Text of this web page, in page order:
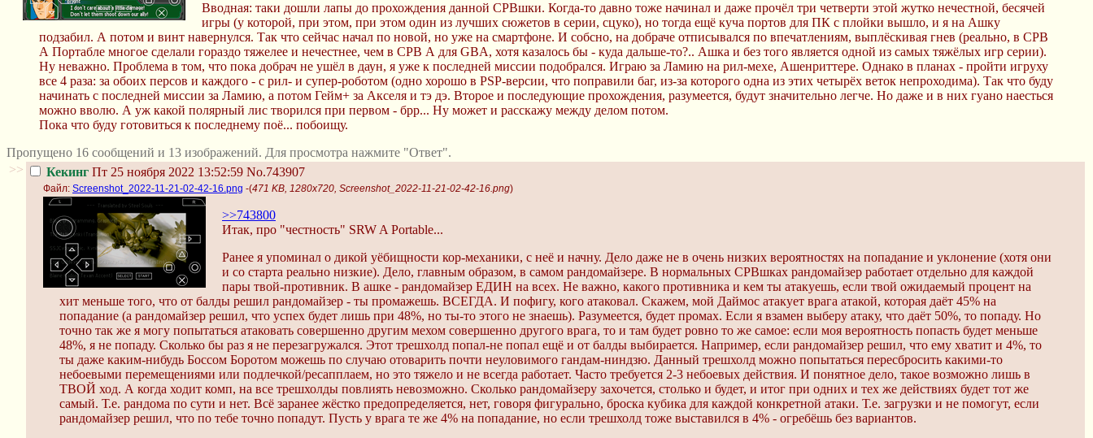
Вводная: таки дошли лапы до прохождения данной СРВшки. Когда-то давно тоже начинал и даже прочёл три четверти этой жутко нечестной, бесячей
игры (у которой, при этом, при этом один из лучших сюжетов в серии, сцуко), но тогда ещё куча портов для ПК с плойки вышло, и я на Ашку
подзабил. А потом и винт навернулся. Так что сейчас начал по новой, но уже на смартфоне. И собсно, на добраче отписывался по впечатлениям, выплёскивая гнев (реально, в СРВ
А Портабле многое сделали гораздо тяжелее и нечестнее, чем в СРВ А для GBA, хотя казалось бы - куда дальше-то?.. Ашка и без того является одной из самых тяжёлых игр серии).
Ну неважно. Проблема в том, что пока добрач не ушёл в даун, я уже к последней миссии подобрался. Играю за Ламию на рил-мехе, Ашенриттере. Однако в планах - пройти игруху
все 4 раза: за обоих персов и каждого - с рил- и супер-роботом (одно хорошо в PSP-версии, что поправили баг, из-за которого одна из этих четырёх веток непроходима). Так что буду
начинать с последней миссии за Ламию, а потом Гейм+ за Акселя и тэ дэ. Второе и последующие прохождения, разумеется, будут значительно легче. Но даже и в них гуано наесться
можно вволю. А уж какой полярный лис творился при первом - брр... Ну может и расскажу между делом потом.
Пока что буду готовиться к последнему поё... побоищу.
Пропущено 16 сообщений и 13 изображений. Для просмотра нажмите "Ответ".
>>
Кекинг Пт 25 ноября 2022 13:52:59 No.743907
Файл: Screenshot_2022-11-21-02-42-16.png -(471 KB, 1280x720, Screenshot_2022-11-21-02-42-16.png)
>>743800
Итак, про "честность" SRW A Portable...
Ранее я упоминал о дикой уёбищности кор-механики, с неё и начну. Дело даже не в очень низких вероятностях на попадание и уклонение (хотя они
и со старта реально низкие). Дело, главным образом, в самом рандомайзере. В нормальных СРВшках рандомайзер работает отдельно для каждой
пары твой-противник. В ашке - рандомайзер ЕДИН на всех. Не важно, какого противника и кем ты атакуешь, если твой ожидаемый процент на
хит меньше того, что от балды решил рандомайзер - ты промажешь. ВСЕГДА. И пофигу, кого атаковал. Скажем, мой Даймос атакует врага атакой, которая даёт 45% на
попадание (а рандомайзер решил, что успех будет лишь при 48%, но ты-то этого не знаешь). Разумеется, будет промах. Если я взамен выберу атаку, что даёт 50%, то попаду. Но
точно так же я могу попытаться атаковать совершенно другим мехом совершенно другого врага, то и там будет ровно то же самое: если моя вероятность попасть будет меньше
48%, я не попаду. Сколько бы раз я не перезагружался. Этот трешхолд попал-не попал ещё и от балды выбирается. Например, если рандомайзер решил, что ему хватит и 4%, то
ты даже каким-нибудь Боссом Боротом можешь по случаю отоварить почти неуловимого гандам-ниндзю. Данный трешхолд можно попытаться пересбросить какими-то
небоевыми перемещениями или подлечкой/ресапплаем, но это тяжело и не всегда работает. Часто требуется 2-3 небоевых действия. И понятное дело, такое возможно лишь в
ТВОЙ ход. А когда ходит комп, на все трешхолды повлиять невозможно. Сколько рандомайзеру захочется, столько и будет, и итог при одних и тех же действиях будет тот же
самый. Т.е. рандома по сути и нет. Всё заранее жёстко предопределяется, нет, говоря фигурально, броска кубика для каждой конкретной атаки. Т.е. загрузки и не помогут, если
рандомайзер решил, что по тебе точно попадут. Пусть у врага те же 4% на попадание, но если трешхолд тоже выставился в 4% - огребёшь без вариантов.